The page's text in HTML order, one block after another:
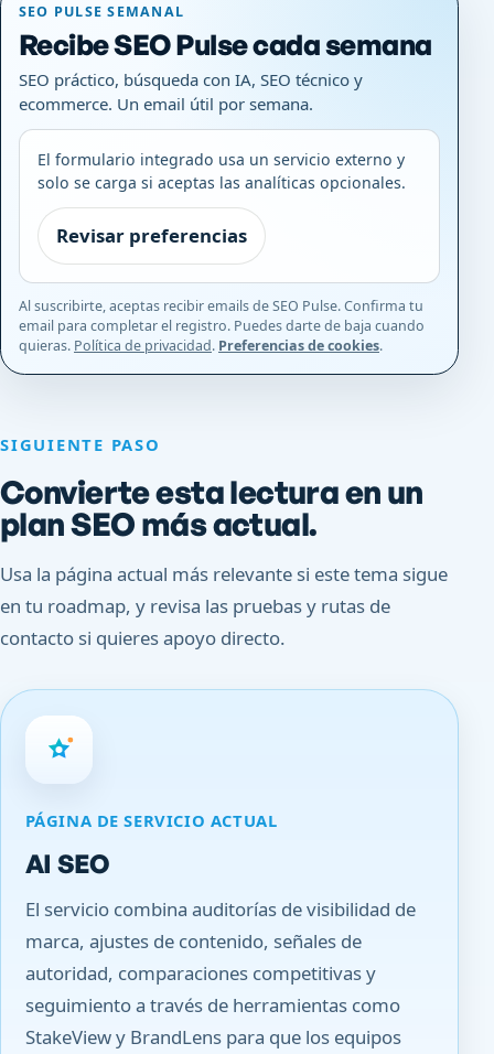
SEO PULSE SEMANAL
Recibe SEO Pulse cada semana
SEO práctico, búsqueda con IA, SEO técnico y
ecommerce. Un email útil por semana.
El formulario integrado usa un servicio externo y
solo se carga si aceptas las analíticas opcionales.
Revisar preferencias
Al suscribirte, aceptas recibir emails de SEO Pulse. Confirma tu
email para completar el registro. Puedes darte de baja cuando
quieras. Política de privacidad. Preferencias de cookies.
SIGUIENTE PASO
Convierte esta lectura en un
plan SEO más actual.
Usa la página actual más relevante si este tema sigue
en tu roadmap, y revisa las pruebas y rutas de
contacto si quieres apoyo directo.
PÁGINA DE SERVICIO ACTUAL
AI SEO
El servicio combina auditorías de visibilidad de
marca, ajustes de contenido, señales de
autoridad, comparaciones competitivas y
seguimiento a través de herramientas como
StakeView y BrandLens para que los equipos